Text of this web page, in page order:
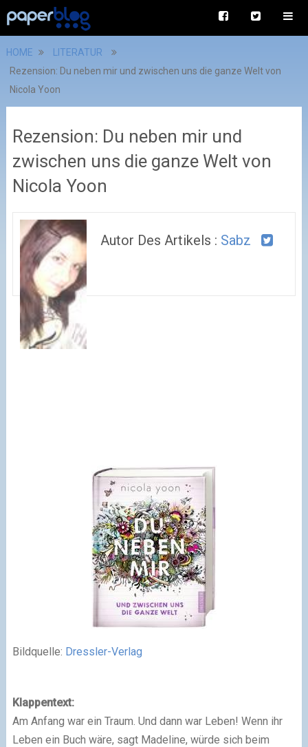
HOME
LITERATUR
Rezension: Du neben mir und zwischen uns die ganze Welt von
Nicola Yoon
Rezension: Du neben mir und
zwischen uns die ganze Welt von
Nicola Yoon
Autor Des Artikels : Sabz
Bildquelle: Dressler-Verlag
Klappentext:
Am Anfang war ein Traum. Und dann war Leben! Wenn ihr
Leben ein Buch wäre, sagt Madeline, würde sich beim